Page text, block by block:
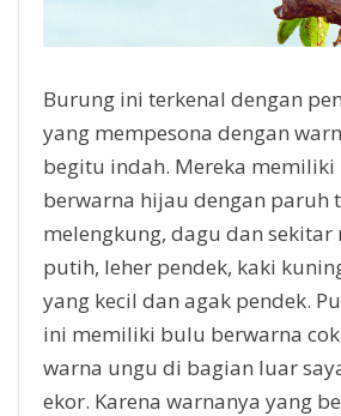
Burung ini terkenal dengan
yang mempesona dengan
begitu indah. Mereka memiliki
berwarna hijau dengan paruh
melengkung, dagu dan sekitar
putih, leher pendek, kaki
yang kecil dan agak pendek.
ini memiliki bulu berwarna
warna ungu di bagian luar
ekor. Karena warnanya yang